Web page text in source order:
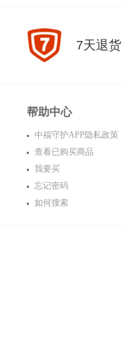
7天退货
帮助中心
中福守护APP隐私政策
查看已购买商品
我要买
忘记密码
如何搜索